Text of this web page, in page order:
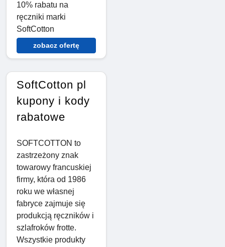
10% rabatu na
ręczniki marki
SoftCotton
zobacz ofertę
SoftCotton pl
kupony i kody
rabatowe
SOFTCOTTON to
zastrzeżony znak
towarowy francuskiej
firmy, która od 1986
roku we własnej
fabryce zajmuje się
produkcją ręczników i
szlafroków frotte.
Wszystkie produkty